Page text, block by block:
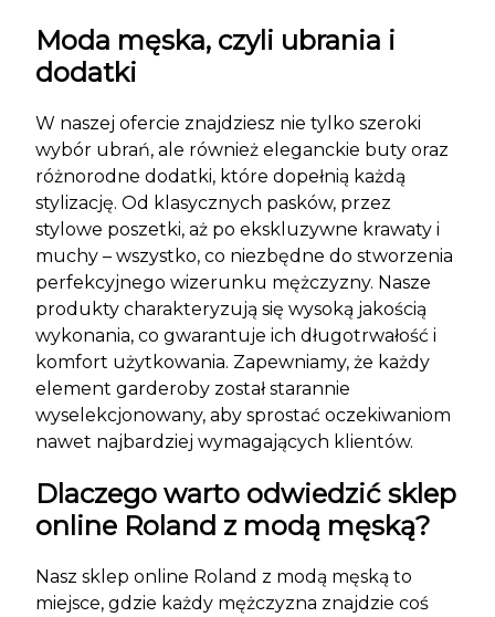
Moda męska, czyli ubrania i
dodatki
W naszej ofercie znajdziesz nie tylko szeroki
wybór ubrań, ale również eleganckie buty oraz
różnorodne dodatki, które dopełnią każdą
stylizację. Od klasycznych pasków, przez
stylowe poszetki, aż po ekskluzywne krawaty i
muchy – wszystko, co niezbędne do stworzenia
perfekcyjnego wizerunku mężczyzny. Nasze
produkty charakteryzują się wysoką jakością
wykonania, co gwarantuje ich długotrwałość i
komfort użytkowania. Zapewniamy, że każdy
element garderoby został starannie
wyselekcjonowany, aby sprostać oczekiwaniom
nawet najbardziej wymagających klientów.
Dlaczego warto odwiedzić sklep
online Roland z modą męską?
Nasz sklep online Roland z modą męską to
miejsce, gdzie każdy mężczyzna znajdzie coś